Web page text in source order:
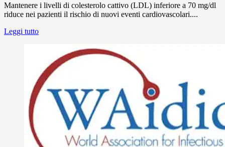
Mantenere i livelli di colesterolo cattivo (LDL) inferiore a 70 mg/dl
riduce nei pazienti il rischio di nuovi eventi cardiovascolari....
Leggi tutto